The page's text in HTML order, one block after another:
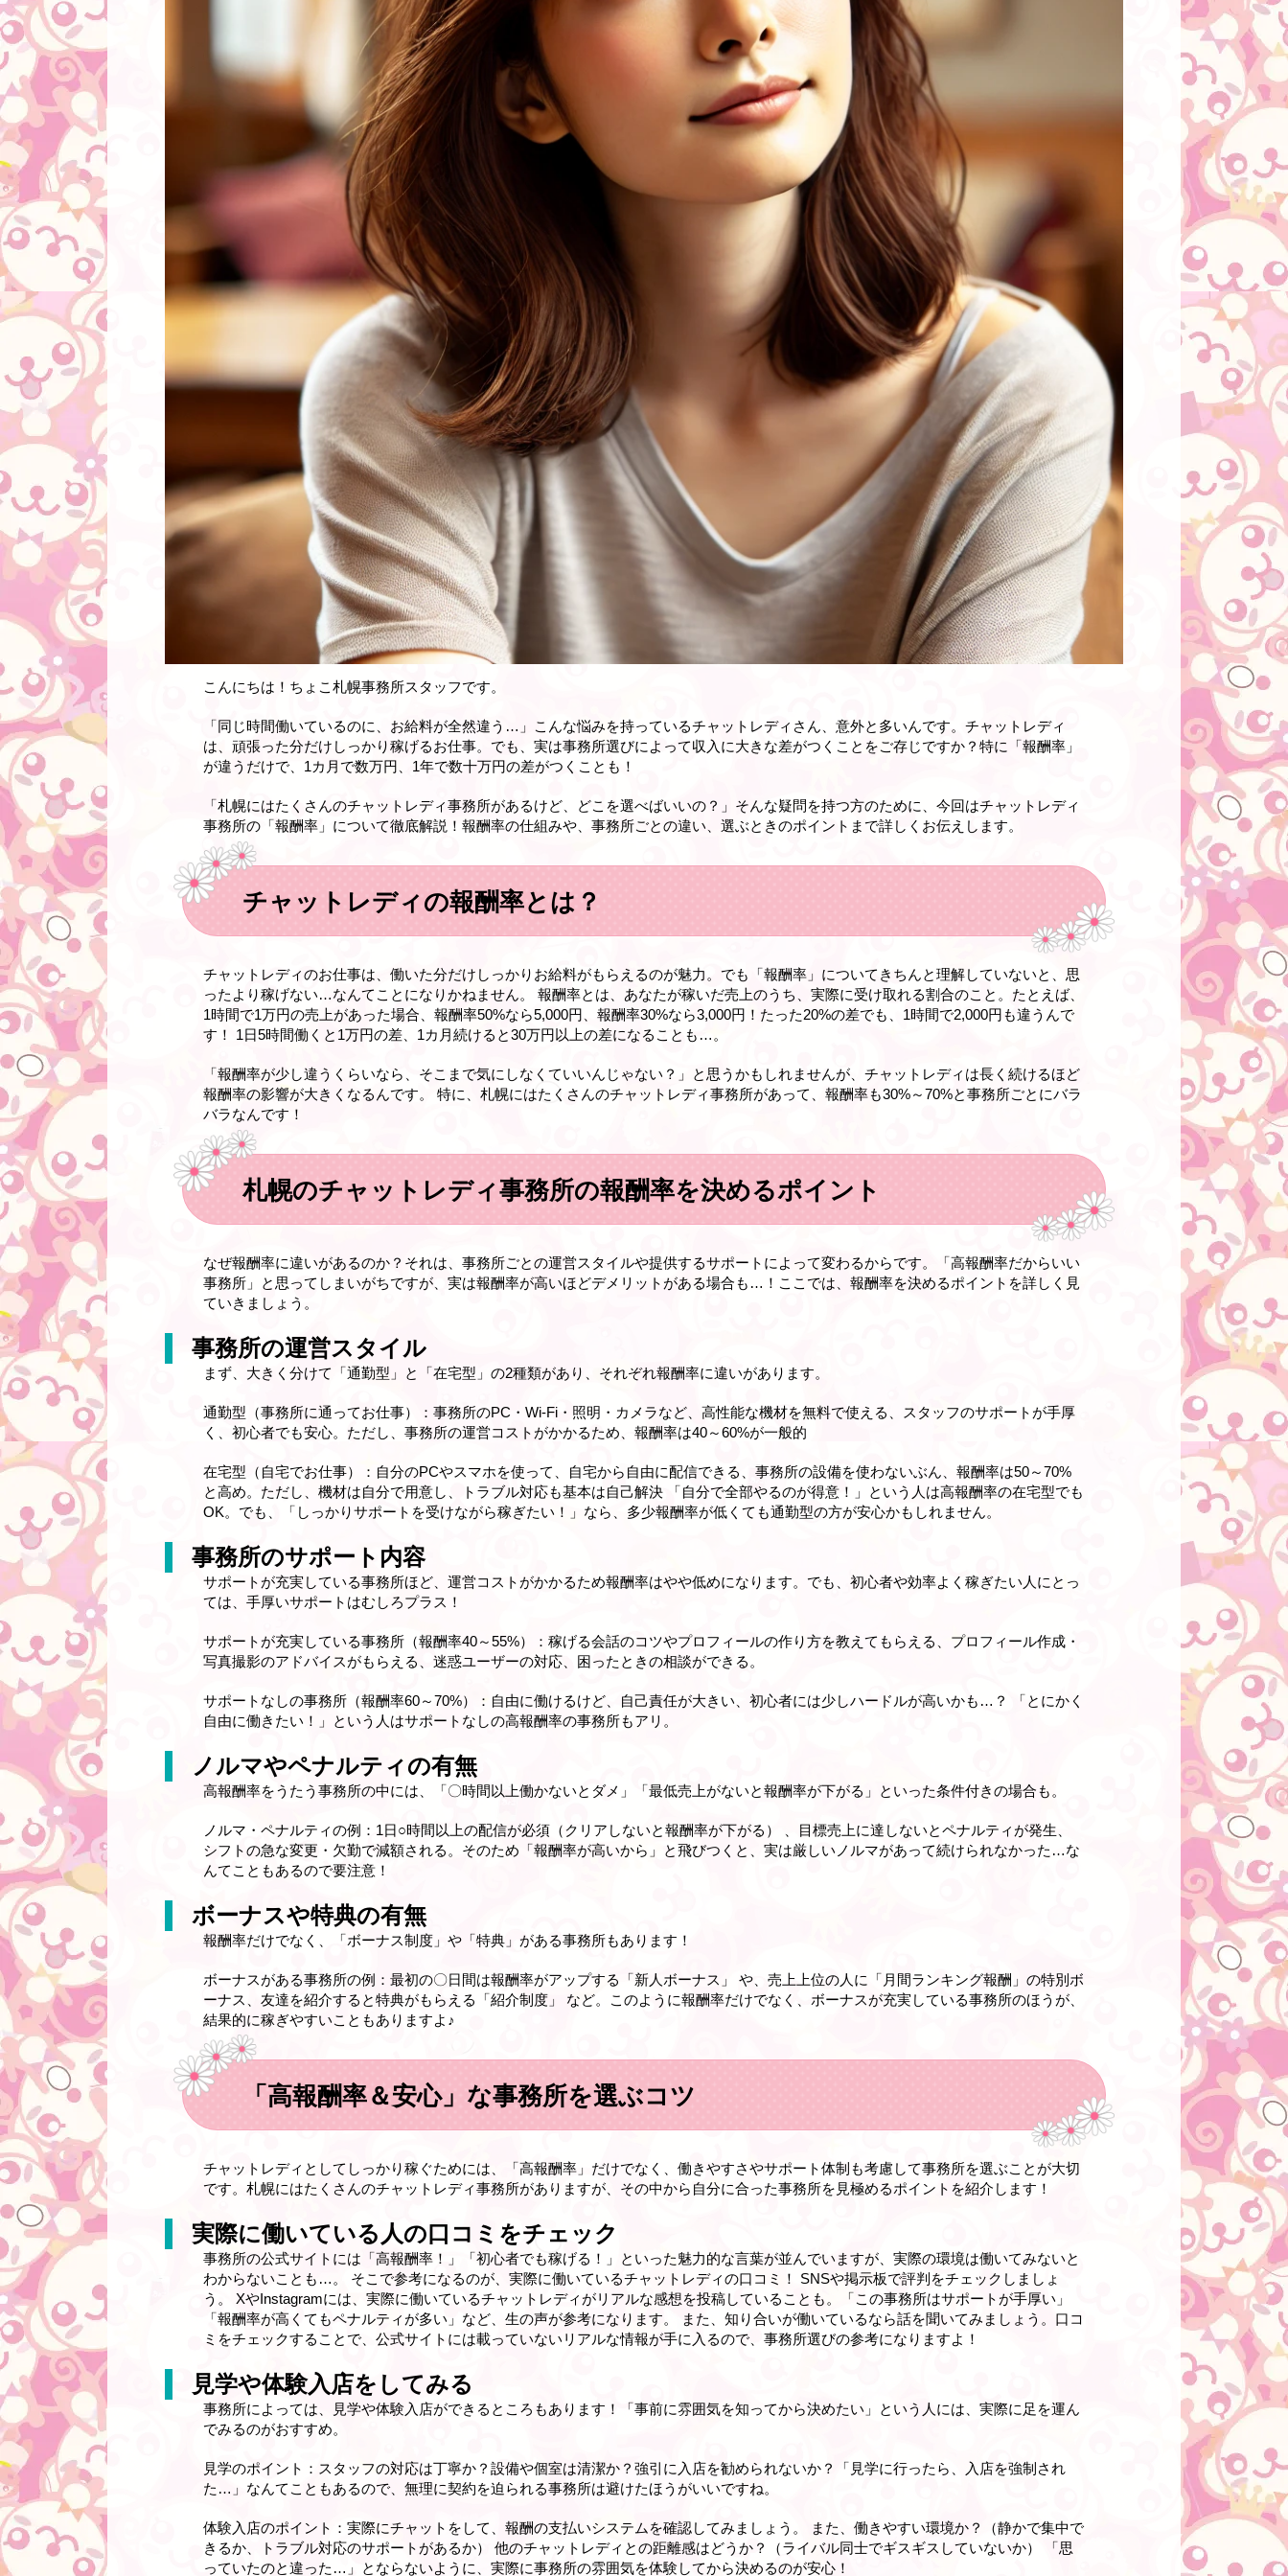
こんにちは！ちょこ札幌事務所スタッフです。
「同じ時間働いているのに、お給料が全然違う…」こんな悩みを持っているチャットレディさん、意外と多いんです。チャットレディ
は、頑張った分だけしっかり稼げるお仕事。でも、実は事務所選びによって収入に大きな差がつくことをご存じですか？特に「報酬率」
が違うだけで、1カ月で数万円、1年で数十万円の差がつくことも！
「札幌にはたくさんのチャットレディ事務所があるけど、どこを選べばいいの？」そんな疑問を持つ方のために、今回はチャットレディ
事務所の「報酬率」について徹底解説！報酬率の仕組みや、事務所ごとの違い、選ぶときのポイントまで詳しくお伝えします。
チャットレディの報酬率とは？
チャットレディのお仕事は、働いた分だけしっかりお給料がもらえるのが魅力。でも「報酬率」についてきちんと理解していないと、思
ったより稼げない…なんてことになりかねません。 報酬率とは、あなたが稼いだ売上のうち、実際に受け取れる割合のこと。たとえば、
1時間で1万円の売上があった場合、報酬率50%なら5,000円、報酬率30%なら3,000円！たった20%の差でも、1時間で2,000円も違うんで
す！ 1日5時間働くと1万円の差、1カ月続けると30万円以上の差になることも…。
「報酬率が少し違うくらいなら、そこまで気にしなくていいんじゃない？」と思うかもしれませんが、チャットレディは長く続けるほど
報酬率の影響が大きくなるんです。 特に、札幌にはたくさんのチャットレディ事務所があって、報酬率も30%～70%と事務所ごとにバラ
バラなんです！
札幌のチャットレディ事務所の報酬率を決めるポイント
なぜ報酬率に違いがあるのか？それは、事務所ごとの運営スタイルや提供するサポートによって変わるからです。「高報酬率だからいい
事務所」と思ってしまいがちですが、実は報酬率が高いほどデメリットがある場合も…！ここでは、報酬率を決めるポイントを詳しく見
ていきましょう。
事務所の運営スタイル
まず、大きく分けて「通勤型」と「在宅型」の2種類があり、それぞれ報酬率に違いがあります。
通勤型（事務所に通ってお仕事）：事務所のPC・Wi-Fi・照明・カメラなど、高性能な機材を無料で使える、スタッフのサポートが手厚
く、初心者でも安心。ただし、事務所の運営コストがかかるため、報酬率は40～60%が一般的
在宅型（自宅でお仕事）：自分のPCやスマホを使って、自宅から自由に配信できる、事務所の設備を使わないぶん、報酬率は50～70%
と高め。ただし、機材は自分で用意し、トラブル対応も基本は自己解決 「自分で全部やるのが得意！」という人は高報酬率の在宅型でも
OK。でも、「しっかりサポートを受けながら稼ぎたい！」なら、多少報酬率が低くても通勤型の方が安心かもしれません。
事務所のサポート内容
サポートが充実している事務所ほど、運営コストがかかるため報酬率はやや低めになります。でも、初心者や効率よく稼ぎたい人にとっ
ては、手厚いサポートはむしろプラス！
サポートが充実している事務所（報酬率40～55%）：稼げる会話のコツやプロフィールの作り方を教えてもらえる、プロフィール作成・
写真撮影のアドバイスがもらえる、迷惑ユーザーの対応、困ったときの相談ができる。
サポートなしの事務所（報酬率60～70%）：自由に働けるけど、自己責任が大きい、初心者には少しハードルが高いかも…？ 「とにかく
自由に働きたい！」という人はサポートなしの高報酬率の事務所もアリ。
ノルマやペナルティの有無
高報酬率をうたう事務所の中には、「〇時間以上働かないとダメ」「最低売上がないと報酬率が下がる」といった条件付きの場合も。
ノルマ・ペナルティの例：1日○時間以上の配信が必須（クリアしないと報酬率が下がる） 、目標売上に達しないとペナルティが発生、
シフトの急な変更・欠勤で減額される。そのため「報酬率が高いから」と飛びつくと、実は厳しいノルマがあって続けられなかった…な
んてこともあるので要注意！
ボーナスや特典の有無
報酬率だけでなく、「ボーナス制度」や「特典」がある事務所もあります！
ボーナスがある事務所の例：最初の〇日間は報酬率がアップする「新人ボーナス」 や、売上上位の人に「月間ランキング報酬」の特別ボ
ーナス、友達を紹介すると特典がもらえる「紹介制度」 など。このように報酬率だけでなく、ボーナスが充実している事務所のほうが、
結果的に稼ぎやすいこともありますよ♪
「高報酬率＆安心」な事務所を選ぶコツ
チャットレディとしてしっかり稼ぐためには、「高報酬率」だけでなく、働きやすさやサポート体制も考慮して事務所を選ぶことが大切
です。札幌にはたくさんのチャットレディ事務所がありますが、その中から自分に合った事務所を見極めるポイントを紹介します！
実際に働いている人の口コミをチェック
事務所の公式サイトには「高報酬率！」「初心者でも稼げる！」といった魅力的な言葉が並んでいますが、実際の環境は働いてみないと
わからないことも…。 そこで参考になるのが、実際に働いているチャットレディの口コミ！ SNSや掲示板で評判をチェックしましょ
う。 XやInstagramには、実際に働いているチャットレディがリアルな感想を投稿していることも。「この事務所はサポートが手厚い」
「報酬率が高くてもペナルティが多い」など、生の声が参考になります。 また、知り合いが働いているなら話を聞いてみましょう。口コ
ミをチェックすることで、公式サイトには載っていないリアルな情報が手に入るので、事務所選びの参考になりますよ！
見学や体験入店をしてみる
事務所によっては、見学や体験入店ができるところもあります！「事前に雰囲気を知ってから決めたい」という人には、実際に足を運ん
でみるのがおすすめ。
見学のポイント：スタッフの対応は丁寧か？設備や個室は清潔か？強引に入店を勧められないか？「見学に行ったら、入店を強制され
た…」なんてこともあるので、無理に契約を迫られる事務所は避けたほうがいいですね。
体験入店のポイント：実際にチャットをして、報酬の支払いシステムを確認してみましょう。 また、働きやすい環境か？（静かで集中で
きるか、トラブル対応のサポートがあるか） 他のチャットレディとの距離感はどうか？（ライバル同士でギスギスしていないか） 「思
っていたのと違った…」とならないように、実際に事務所の雰囲気を体験してから決めるのが安心！